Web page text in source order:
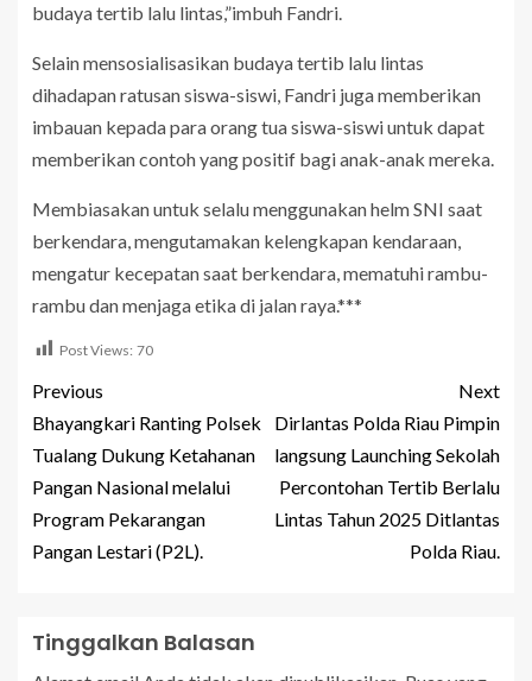
budaya tertib lalu lintas,”imbuh Fandri.
Selain mensosialisasikan budaya tertib lalu lintas
dihadapan ratusan siswa-siswi, Fandri juga memberikan
imbauan kepada para orang tua siswa-siswi untuk dapat
memberikan contoh yang positif bagi anak-anak mereka.
Membiasakan untuk selalu menggunakan helm SNI saat
berkendara, mengutamakan kelengkapan kendaraan,
mengatur kecepatan saat berkendara, mematuhi rambu-
rambu dan menjaga etika di jalan raya.***
Post Views: 70
Previous
Bhayangkari Ranting Polsek
Tualang Dukung Ketahanan
Pangan Nasional melalui
Program Pekarangan
Pangan Lestari (P2L).
Next
Dirlantas Polda Riau Pimpin
langsung Launching Sekolah
Percontohan Tertib Berlalu
Lintas Tahun 2025 Ditlantas
Polda Riau.
Tinggalkan Balasan